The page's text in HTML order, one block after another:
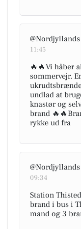
11:45
🔥🔥Vi håber
sommervejr.
undlad at
knastør og
brand
rykke ud fra
09:34
Station
brand i bus i
mand og 3